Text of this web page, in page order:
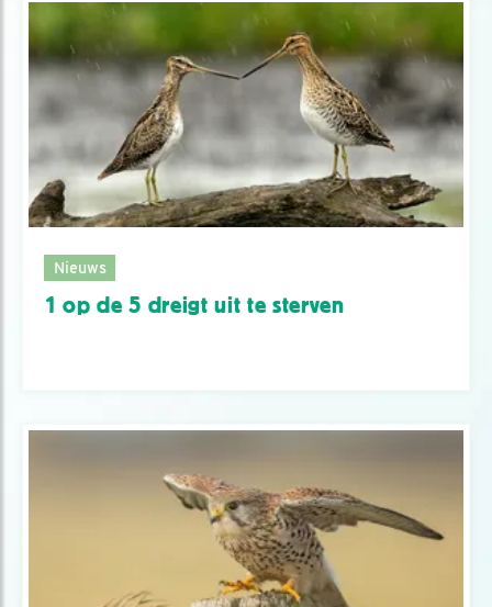
Nieuws
1 op de 5 dreigt uit te sterven